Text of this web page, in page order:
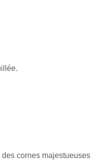
cornes majestueuses